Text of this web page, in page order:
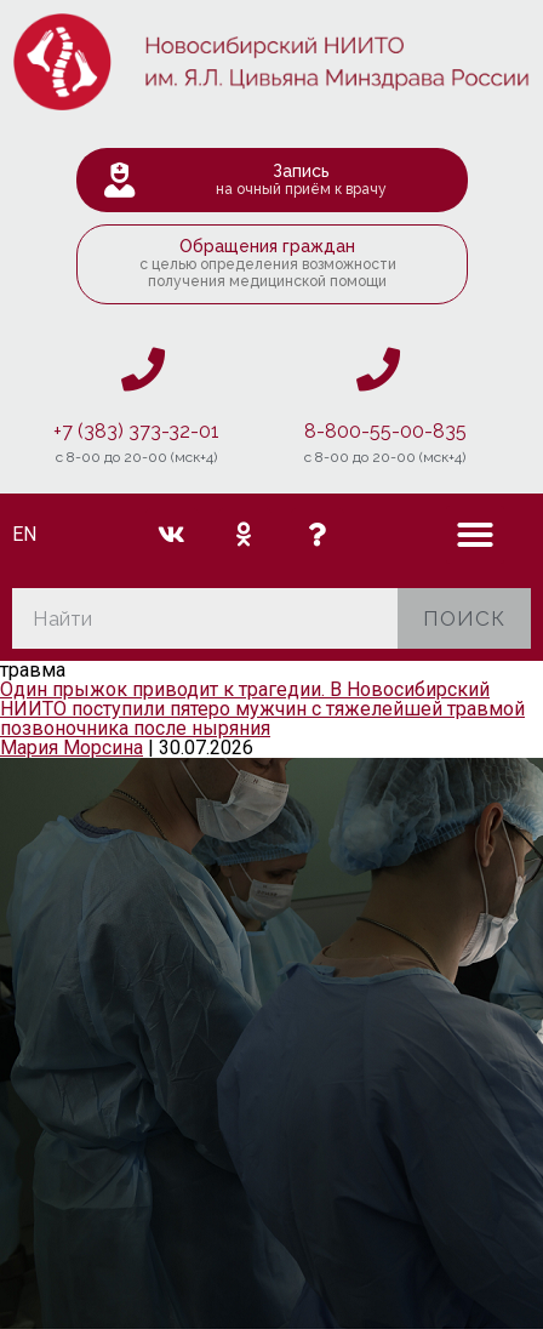
Запись
на очный приём к врачу
Обращения граждан
с целью определения возможности
получения медицинской помощи
+7 (383) 373-32-01
c 8-00 до 20-00 (мск+4)
8-800-55-00-835
c 8-00 до 20-00 (мск+4)
EN
ПОИСК
травма
Один прыжок приводит к трагедии. В Новосибирский
НИИТО поступили пятеро мужчин с тяжелейшей травмой
позвоночника после ныряния
Мария Морсина
30.07.2026